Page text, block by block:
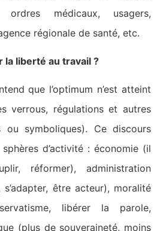
ordres médicaux, usagers,
régionale de santé, etc.
liberté au travail ?
que l’optimum n’est atteint
verrous, régulations et autres
ou symboliques). Ce discours
d’activité : économie (il
réformer), administration
être acteur), moralité
libérer la parole,
(plus de souveraineté, moins